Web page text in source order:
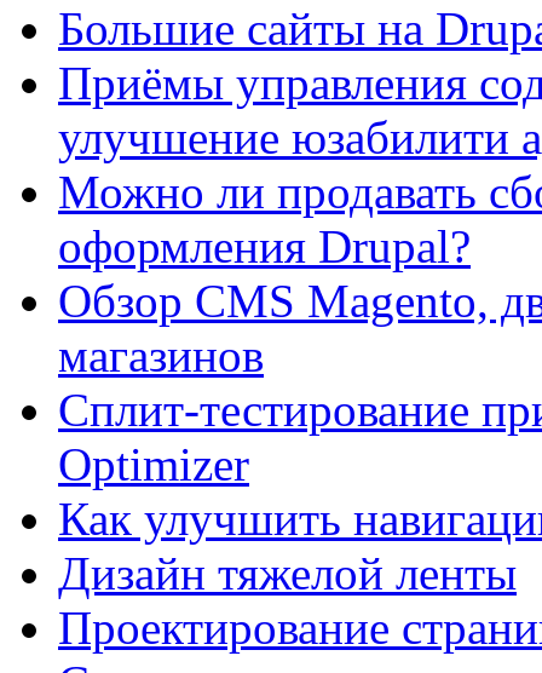
Большие сайты на
Приёмы управления
улучшение юзабилити
Можно ли продавать
оформления Drupal?
Обзор CMS Magento,
магазинов
Сплит-тестирование
Optimizer
Как улучшить
Дизайн тяжелой ленты
Проектирование